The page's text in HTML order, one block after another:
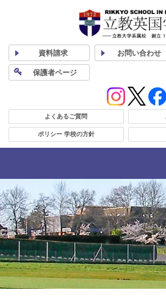
資料請求 お問い合わせ
保護者ページ
よくあるご質問
ポリシー 学校の方針